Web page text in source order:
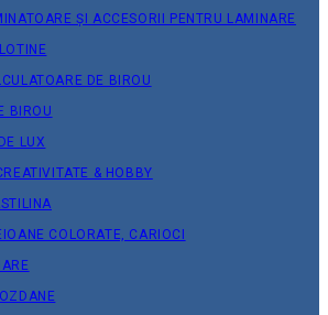
ȘI ACCESORII PENTRU LAMINARE
DE BIROU
BIROU
LUX
& HOBBY
COLORATE, CARIOCI